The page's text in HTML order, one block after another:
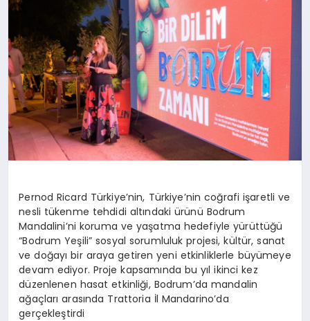
☰
Pernod Ricard Türkiye’nin, Türkiye’nin coğrafi işaretli ve
nesli tükenme tehdidi altındaki ürünü Bodrum
Mandalini’ni koruma ve yaşatma hedefiyle yürüttüğü
“Bodrum Yeşili” sosyal sorumluluk projesi, kültür, sanat
ve doğayı bir araya getiren yeni etkinliklerle büyümeye
devam ediyor. Proje kapsamında bu yıl ikinci kez
düzenlenen hasat etkinliği, Bodrum’da mandalin
ağaçları arasında Trattoria İl Mandarino’da
gerçekleştirdi